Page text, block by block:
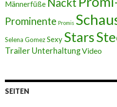
Männerfüße Nackt
Prominente Promis
Selena GomezSexy Stars
Trailer UnterhaltungVideo
SEITEN